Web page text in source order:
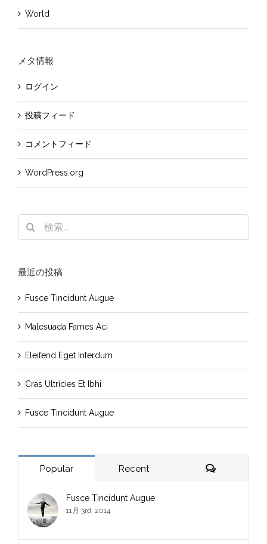
World
メタ情報
ログイン
投稿フィード
コメントフィード
WordPress.org
索
最近の投稿
Fusce Tincidunt Augue
Malesuada Fames Aci
Eleifend Eget Interdum
Cras Ultricies Et Ibhi
Fusce Tincidunt Augue
Popular Recent Comments
Fusce Tincidunt Augue
11月 3rd, 2014